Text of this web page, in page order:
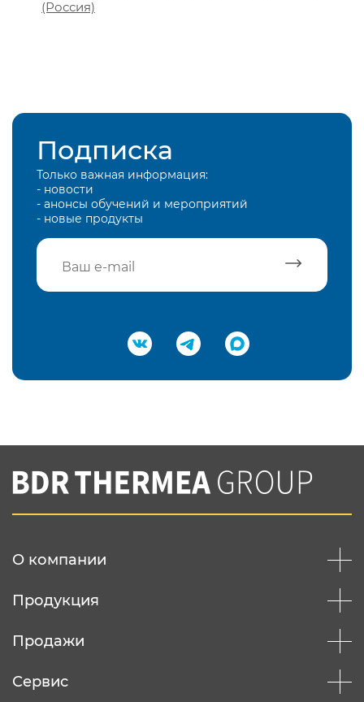
(Россия)
Подписка
Только важная информация:
- новости
- анонсы обучений и мероприятий
- новые продукты
Подтвердить e-mail
Вы соглашаетесь с нашей политикой
конфеденциальности
О компании
Продукция
Продажи
Сервис